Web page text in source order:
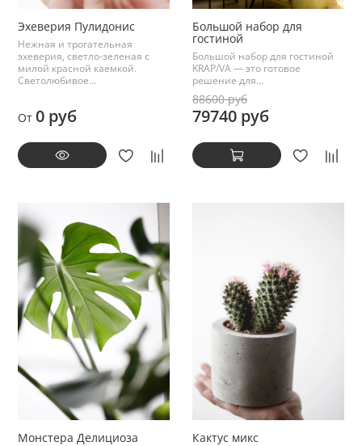
Эхеверия Пулидонис
Нежная и трогательная
эхеверия, светло-зеленая с
милой красной каемкой.
Светолюбивое...
От 0 руб
Большой набор для
гостиной
Большой набор для гостиной
KRAP/VA — это готовое
решение для...
88600 руб
79740 руб
Монстера Делициоза Кактус микс